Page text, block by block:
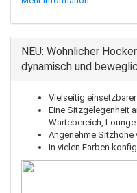
NEU: Wohnlicher
dynamisch und
Vielseitig
Eine Sitzgelegenheit
Wartebereich, Lounge.
Angenehme Sitzhöhe
In vielen Farben